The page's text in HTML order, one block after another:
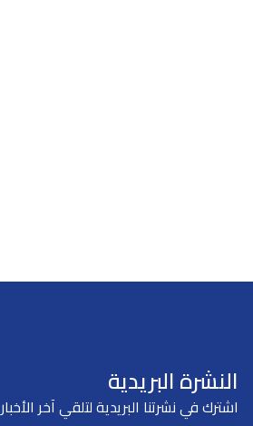
النشرة البريدية
اشترك في نشرتنا البريدية لتلقي آخر الأخبار